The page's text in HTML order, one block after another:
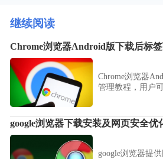
继续阅读
Chrome浏览器Android版下载后标
Chrome浏览器
管理教程，用户
google浏览器下载安装及网页安全优
google浏览器提